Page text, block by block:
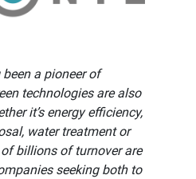
a pioneer of
technologies are also
it’s energy efficiency,
water treatment or
billions of turnover are
seeking both to